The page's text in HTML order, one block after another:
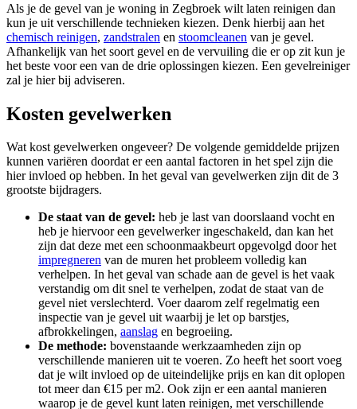
Als je de gevel van je woning in Zegbroek wilt laten reinigen dan
kun je uit verschillende technieken kiezen. Denk hierbij aan het
chemisch reinigen, zandstralen en stoomcleanen van je gevel.
Afhankelijk van het soort gevel en de vervuiling die er op zit kun je
het beste voor een van de drie oplossingen kiezen. Een gevelreiniger
zal je hier bij adviseren.
Kosten gevelwerken
Wat kost gevelwerken ongeveer? De volgende gemiddelde prijzen
kunnen variëren doordat er een aantal factoren in het spel zijn die
hier invloed op hebben. In het geval van gevelwerken zijn dit de 3
grootste bijdragers.
De staat van de gevel: heb je last van doorslaand vocht en
heb je hiervoor een gevelwerker ingeschakeld, dan kan het
zijn dat deze met een schoonmaakbeurt opgevolgd door het
impregneren van de muren het probleem volledig kan
verhelpen. In het geval van schade aan de gevel is het vaak
verstandig om dit snel te verhelpen, zodat de staat van de
gevel niet verslechterd. Voer daarom zelf regelmatig een
inspectie van je gevel uit waarbij je let op barstjes,
afbrokkelingen, aanslag en begroeiing.
De methode: bovenstaande werkzaamheden zijn op
verschillende manieren uit te voeren. Zo heeft het soort voeg
dat je wilt invloed op de uiteindelijke prijs en kan dit oplopen
tot meer dan €15 per m2. Ook zijn er een aantal manieren
waarop je de gevel kunt laten reinigen, met verschillende